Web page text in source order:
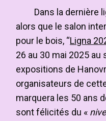
Dans la dernière
alors que le salon
pour le bois, “Ligna
26 au 30 mai 2025 au
expositions de
organisateurs de
marquera les 50 ans
sont félicités du «